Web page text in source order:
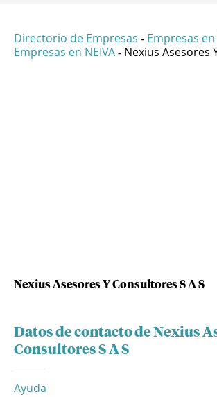
Directorio de Empresas - Empresas en
Empresas en NEIVA - Nexius Asesores
Nexius Asesores Y Consultores S A S
Datos de contacto de Nexius
Consultores S A S
Ayuda